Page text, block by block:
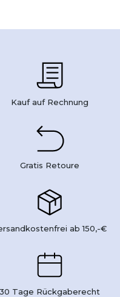
Kauf auf Rechnung
Gratis Retoure
ab 150,-€
30 Tage Rückgaberecht